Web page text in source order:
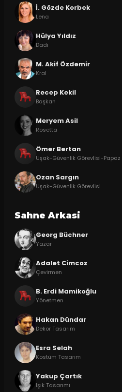
İ. Gözde Korbek
Lena
Hülya Yıldız
Dadı
M. Akif Özdemir
Kral
Recep Kekil
Başkan
Meryem Asil
Rosetta
Ömer Bertan
Uşak-Güvenlik Görevlisi-Papaz
Ozan Sargın
Uşak-Güvenlik Görevlisi
Sahne Arkasi
Georg Büchner
Yazar
Adalet Cimcoz
Çevirmen
B. Erdi Mamikoğlu
Yönetmen
Hakan Dündar
Dekor Tasarım
Esra Selah
Kostüm Tasarım
Yakup Çartık
Işık Tasarımı